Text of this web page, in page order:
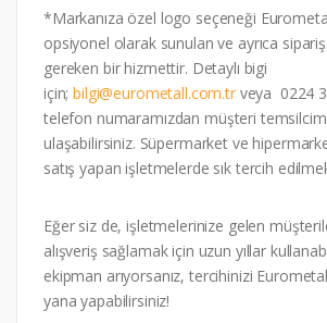
*Markanıza özel logo seçeneği
opsiyonel olarak sunulan ve ayrıca
gereken bir hizmettir. Detaylı bigi
için;bilgi@eurometall.com.trveya 0224
telefon numaramızdan müşteri
ulaşabilirsiniz. Süpermarket ve
satış yapan işletmelerde sık tercih
Eğer siz de, işletmelerinize gelen
alışveriş sağlamak için uzun yıllar
ekipman arıyorsanız, tercihinizi
yana yapabilirsiniz!